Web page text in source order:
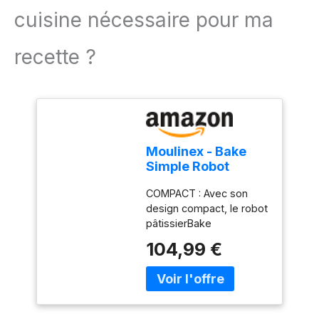
cuisine nécessaire pour ma
recette ?
Moulinex - Bake
Simple Robot
fouet, batteur et
crochet
COMPACT : Avec son
design compact, le robot
pâtissierBake
parfaitement à toutes les
cuisines - sataillen'est
pas plus grande qu'une
104,99 €